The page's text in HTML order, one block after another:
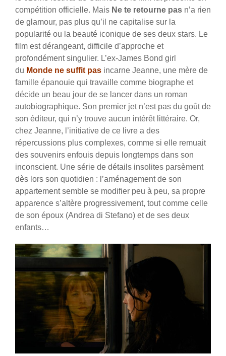
compétition officielle. Mais Ne te retourne pas n’a rien
de glamour, pas plus qu’il ne capitalise sur la
popularité ou la beauté iconique de ses deux stars. Le
film est dérangeant, difficile d’approche et
profondément singulier. L’ex-James Bond girl
du Monde ne suffit pas incarne Jeanne, une mère de
famille épanouie qui travaille comme biographe et
décide un beau jour de se lancer dans un roman
autobiographique. Son premier jet n’est pas du goût de
son éditeur, qui n’y trouve aucun intérêt littéraire. Or,
chez Jeanne, l’initiative de ce livre a des
répercussions plus complexes, comme si elle remuait
des souvenirs enfouis depuis longtemps dans son
inconscient. Une série de détails insolites parsèment
dès lors son quotidien : l’aménagement de son
appartement semble se modifier peu à peu, sa propre
apparence s’altère progressivement, tout comme celle
de son époux (Andrea di Stefano) et de ses deux
enfants…